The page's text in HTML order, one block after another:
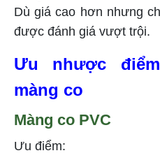
Dù giá cao hơn nhưng
được đánh giá vượt trội.
Ưu nhược
màng co
Màng co PVC
Ưu điểm: